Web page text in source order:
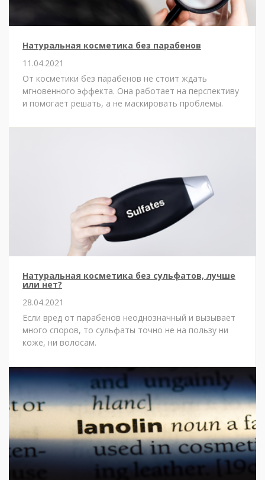
Натуральная косметика без парабенов
11.04.2021
От косметики без парабенов не стоит ждать
мгновенного эффекта. Она работает на перспективу
и помогает решать, а не маскировать проблемы.
Натуральная косметика без сульфатов, лучше
или нет?
28.04.2021
Если вред от парабенов неоднозначный и вызывает
много споров, то сульфаты точно не на пользу ни
коже, ни волосам.